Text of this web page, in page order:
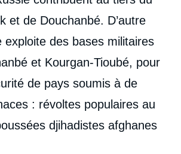
et de Douchanbé. D’autre
exploite des bases militaires
et ­Kourgan-Tioubé, pour
de pays soumis à de
: révoltes populaires au
djihadistes afghanes